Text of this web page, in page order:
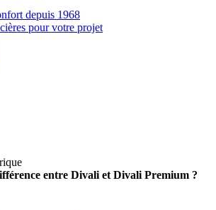
depuis 1968
pour votre projet
entre Divali et Divali Premium ?